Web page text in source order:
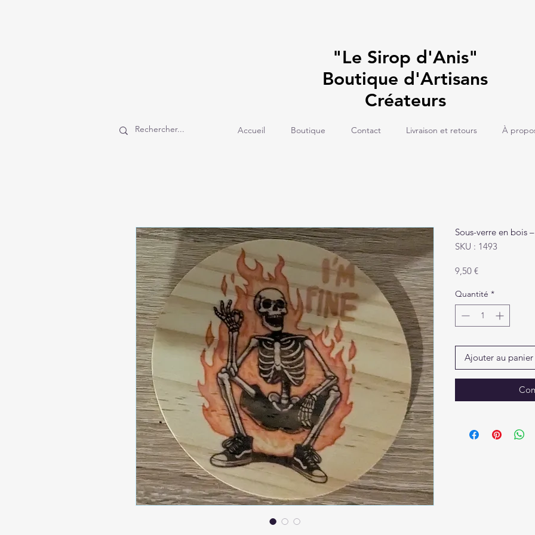
"Le Sirop d'Anis"
Boutique d'Artisans
Créateurs
Accueil Boutique Contact Livraison et retours À
Sous-verre en bois
SKU : 1493
9,50 €Prix
Quantité *
Ajouter au panier